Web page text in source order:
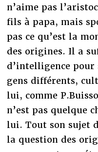
n’aime pas
fils à papa, mais
pas ce qu’est la
des origines. Il a
d’intelligence pour
gens différents,
lui, comme
n’est pas quelque
lui. Tout son sujet
la question des